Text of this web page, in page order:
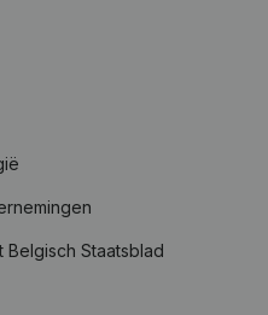
Belgisch Staatsblad